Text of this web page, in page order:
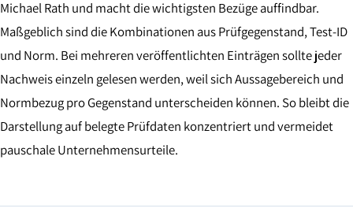
Michael Rath und macht die wichtigsten Bezüge auffindbar.
Maßgeblich sind die Kombinationen aus Prüfgegenstand, Test-ID
und Norm. Bei mehreren veröffentlichten Einträgen sollte jeder
Nachweis einzeln gelesen werden, weil sich Aussagebereich und
Normbezug pro Gegenstand unterscheiden können. So bleibt die
Darstellung auf belegte Prüfdaten konzentriert und vermeidet
pauschale Unternehmensurteile.